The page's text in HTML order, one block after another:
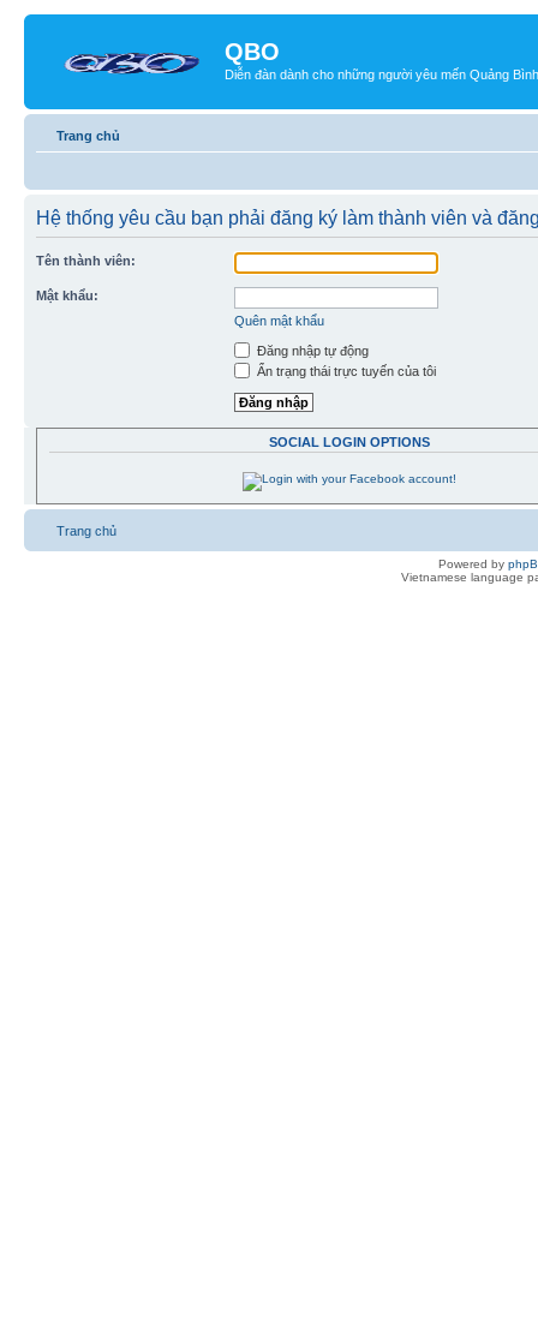
QBO
Diễn đàn dành cho những người yêu mến Quảng Bình
Trang chủ
Hệ thống yêu cầu bạn phải đăng ký làm thành viên và
Tên thành viên:
Mật khẩu:
Quên mật khẩu
Đăng nhập tự động
Ẩn trạng thái trực tuyến của tôi
SOCIAL LOGIN OPTIONS
Trang chủ
Powered by
Vietnamese language